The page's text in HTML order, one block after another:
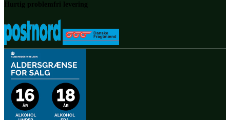
Hurtig problemfri levering